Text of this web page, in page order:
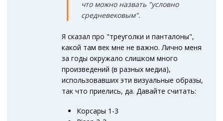
что можно назвать "условно
средневековым".
Я сказал про "треуголки и панталоны",
какой там век мне не важно. Лично меня
за годы окружало слишком много
произведений (в разных медиа),
использовавших эти визуальные образы,
так что приелись, да. Давайте считать:
Корсары 1-3